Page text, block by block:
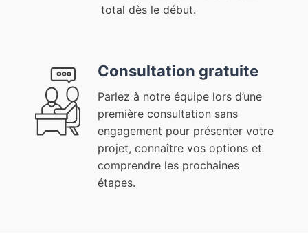
total dès le début.
Consultation gratuite
Parlez à notre équipe lors d’une
première consultation sans
engagement pour présenter votre
projet, connaître vos options et
comprendre les prochaines
étapes.